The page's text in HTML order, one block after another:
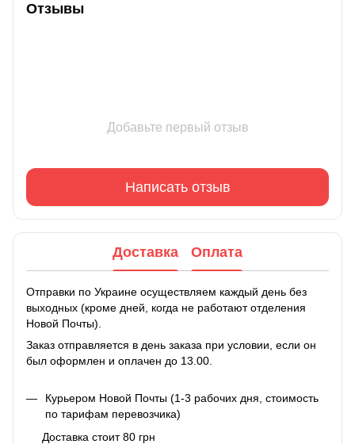
Отзывы
Добавьте первый отзыв
Написать отзыв
Доставка Оплата
Отправки по Украине осуществляем каждый день без
выходных (кроме дней, когда не работают отделения
Новой Почты).
Заказ отправляется в день заказа при условии, если он
был оформлен и оплачен до 13.00.
Курьером Новой Почты (1-3 рабочих дня, стоимость
по тарифам перевозчика)
Доставка стоит 80 грн